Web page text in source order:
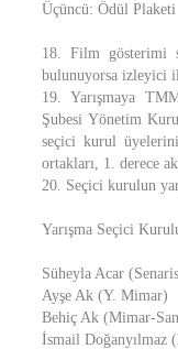
Üçüncü: Ödül Plaketi
18. Film gösterimi
bulunuyorsa izleyici
19. Yarışmaya
Şubesi Yönetim
seçici kurul
ortakları, 1. derece
20. Seçici kurulun
Yarışma Seçici
Süheyla Acar
Ayşe Ak (Y. Mimar)
Behiç Ak (Mimar-
İsmail Doğanyılmaz